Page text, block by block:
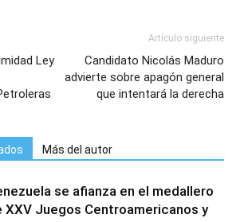
Ley
Artículo siguiente
Candidato Nicolás Maduro
advierte sobre apagón general
que intentará la derecha
Más del autor
se afianza en el medallero
XXV Juegos Centroamericanos y